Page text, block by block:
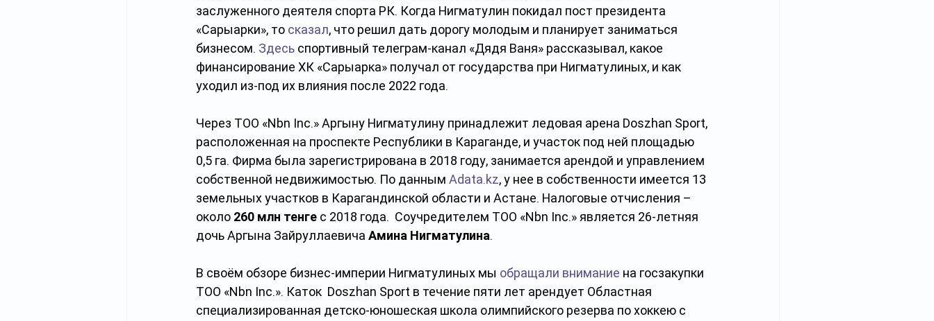
заслуженного деятеля спорта РК. Когда Нигматулин покидал пост президента
«Сарыарки», то сказал, что решил дать дорогу молодым и планирует заниматься
бизнесом. Здесь спортивный телеграм-канал «Дядя Ваня» рассказывал, какое
финансирование ХК «Сарыарка» получал от государства при Нигматулиных, и как
уходил из-под их влияния после 2022 года.
Через ТОО «Nbn Inc.» Аргыну Нигматулину принадлежит ледовая арена Doszhan Sport,
расположенная на проспекте Республики в Караганде, и участок под ней площадью
0,5 га. Фирма была зарегистрирована в 2018 году, занимается арендой и управлением
собственной недвижимостью. По данным Adata.kz, у нее в собственности имеется 13
земельных участков в Карагандинской области и Астане. Налоговые отчисления –
около 260 млн тенге с 2018 года.  Соучредителем ТОО «Nbn Inc.» является 26-летняя
дочь Аргына Зайруллаевича Амина Нигматулина.
В своём обзоре бизнес-империи Нигматулиных мы обращали внимание на госзакупки
ТОО «Nbn Inc.». Каток  Doszhan Sport в течение пяти лет арендует Областная
специализированная детско-юношеская школа олимпийского резерва по хоккею с